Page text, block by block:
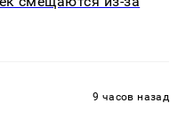
9 часов назад